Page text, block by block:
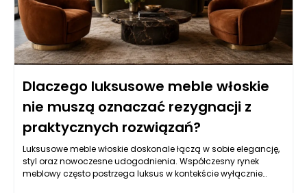
Dlaczego luksusowe meble włoskie
nie muszą oznaczać rezygnacji z
praktycznych rozwiązań?
Luksusowe meble włoskie doskonale łączą w sobie elegancję,
styl oraz nowoczesne udogodnienia. Współczesny rynek
meblowy często postrzega luksus w kontekście wyłącznie